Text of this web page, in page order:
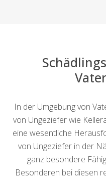
In der Umgebung von
von Ungeziefer wie
eine wesentliche
von Ungeziefer in der
ganz besondere
Besonderen bei diesen